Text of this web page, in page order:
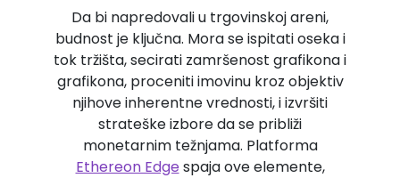
Da bi napredovali u trgovinskoj areni,
budnost je ključna. Mora se ispitati oseka i
tok tržišta, secirati zamršenost grafikona i
grafikona, proceniti imovinu kroz objektiv
njihove inherentne vrednosti, i izvršiti
strateške izbore da se približi
monetarnim težnjama. Platforma
Ethereon Edgespaja ove elemente,